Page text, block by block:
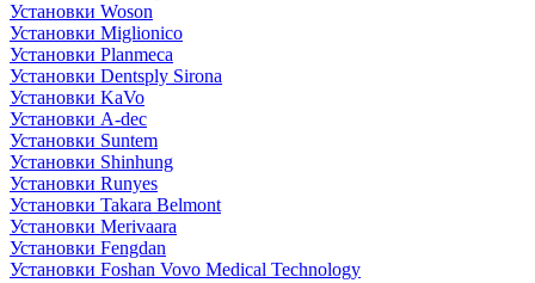
Установки Woson
Установки Miglionico
Установки Planmeca
Установки Dentsply Sirona
Установки KaVo
Установки A-dec
Установки Suntem
Установки Shinhung
Установки Runyes
Установки Takara Belmont
Установки Merivaara
Установки Fengdan
Установки Foshan Vovo Medical Technology